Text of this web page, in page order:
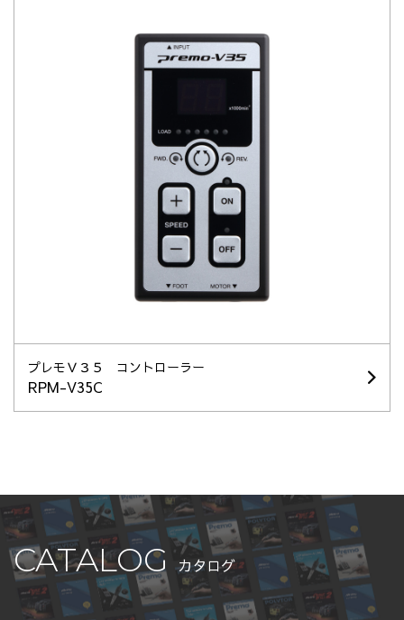
プレモＶ３５ コントローラー
RPM-V35C
CATALOG カタログ